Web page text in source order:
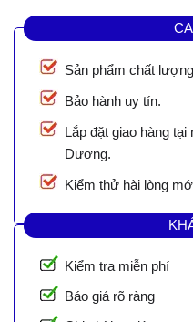
Sản phẩm chất lượng
Bảo hành uy tín.
Lắp đặt giao hàng
Dương.
Kiểm thử hài lòng
Kiểm tra miễn phí
Báo giá rõ ràng